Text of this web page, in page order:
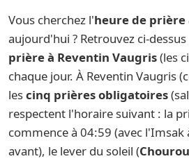
Vous cherchez l'heure de prière
aujourd'hui ? Retrouvez ci-dessus
prière à Reventin Vaugris(les
chaque jour. À Reventin Vaugris
lescinq prières obligatoires
respectent l'horaire suivant : la
commence à 04:59 (avec
avant), le lever du soleil (